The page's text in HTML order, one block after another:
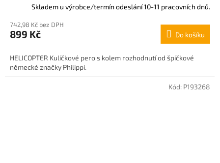
Skladem u výrobce/termín odeslání 10-11 pracovních dnů.
742,98 Kč bez DPH
899 Kč Do košíku
HELICOPTER Kuličkové pero s kolem rozhodnutí od špičkové
německé značky Philippi.
Kód: P193268